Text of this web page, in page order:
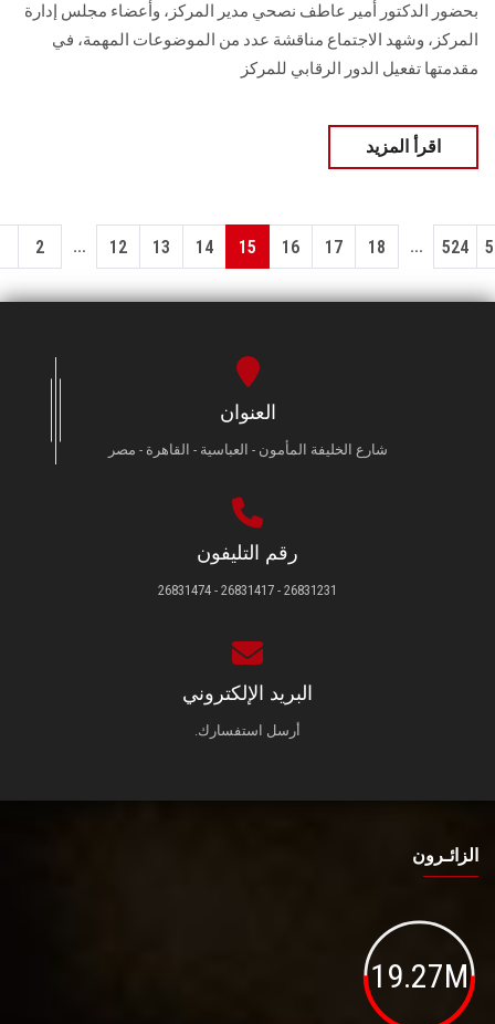
بحضور الدكتور أمير عاطف نصحي مدير المركز، وأعضاء مجلس إدارة
المركز، وشهد الاجتماع مناقشة عدد من الموضوعات المهمة، في
مقدمتها تفعيل الدور الرقابي للمركز
اقرأ المزيد
2 ... 12 13 14 15 16 17 18 ... 524
العنوان
شارع الخليفة المأمون - العباسية - القاهرة - مصر
رقم التليفون
26831231 - 26831417 - 26831474
البريد الإلكتروني
أرسل استفسارك.
الزائـرون
19.27M